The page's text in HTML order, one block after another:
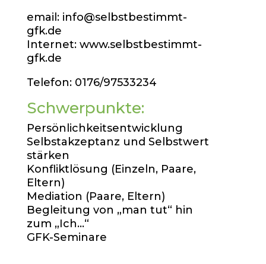
email: info@selbstbestimmt-
gfk.de
Internet: www.selbstbestimmt-
gfk.de
Telefon: 0176/97533234
Schwerpunkte:
Persönlichkeitsentwicklung
Selbstakzeptanz und Selbstwert
stärken
Konfliktlösung (Einzeln, Paare,
Eltern)
Mediation (Paare, Eltern)
Begleitung von „man tut“ hin
zum „Ich…“
GFK-Seminare